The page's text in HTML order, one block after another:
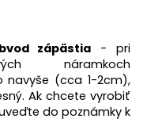
zápästia - pri
náramkoch
navyše (cca 1-2cm),
Ak chcete vyrobiť
do poznámky k